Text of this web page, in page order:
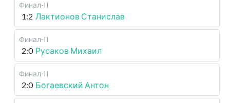
Финал-II
1:2 Лактионов Станислав
Финал-II
2:0 Русаков Михаил
Финал-II
2:0 Богаевский Антон